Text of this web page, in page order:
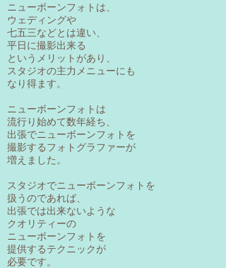
ニューボーンフォトは、
ウェディングや
七五三などとは違い、
平日に撮影出来る
というメリットがあり、
スタジオの主力メニューにも
なり得ます。
ニューボーンフォトは
流行り始めて数年経ち、
出張でニューボーンフォトを
撮影するフォトグラファーが
増えました。
スタジオでニューボーンフォトを
扱うのであれば、
出張では出来ないような
クオリティーの
ニューボーンフォトを
提供するテクニックが
必要です。